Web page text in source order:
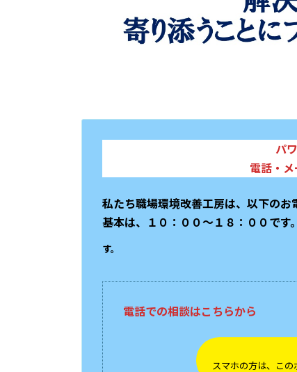
パ
電話・メ
私たち職場環境改善工房は、以下のお
基本は、１０：００～１８：００です。
す。
電話での相談はこちらから
スマホの方は、この